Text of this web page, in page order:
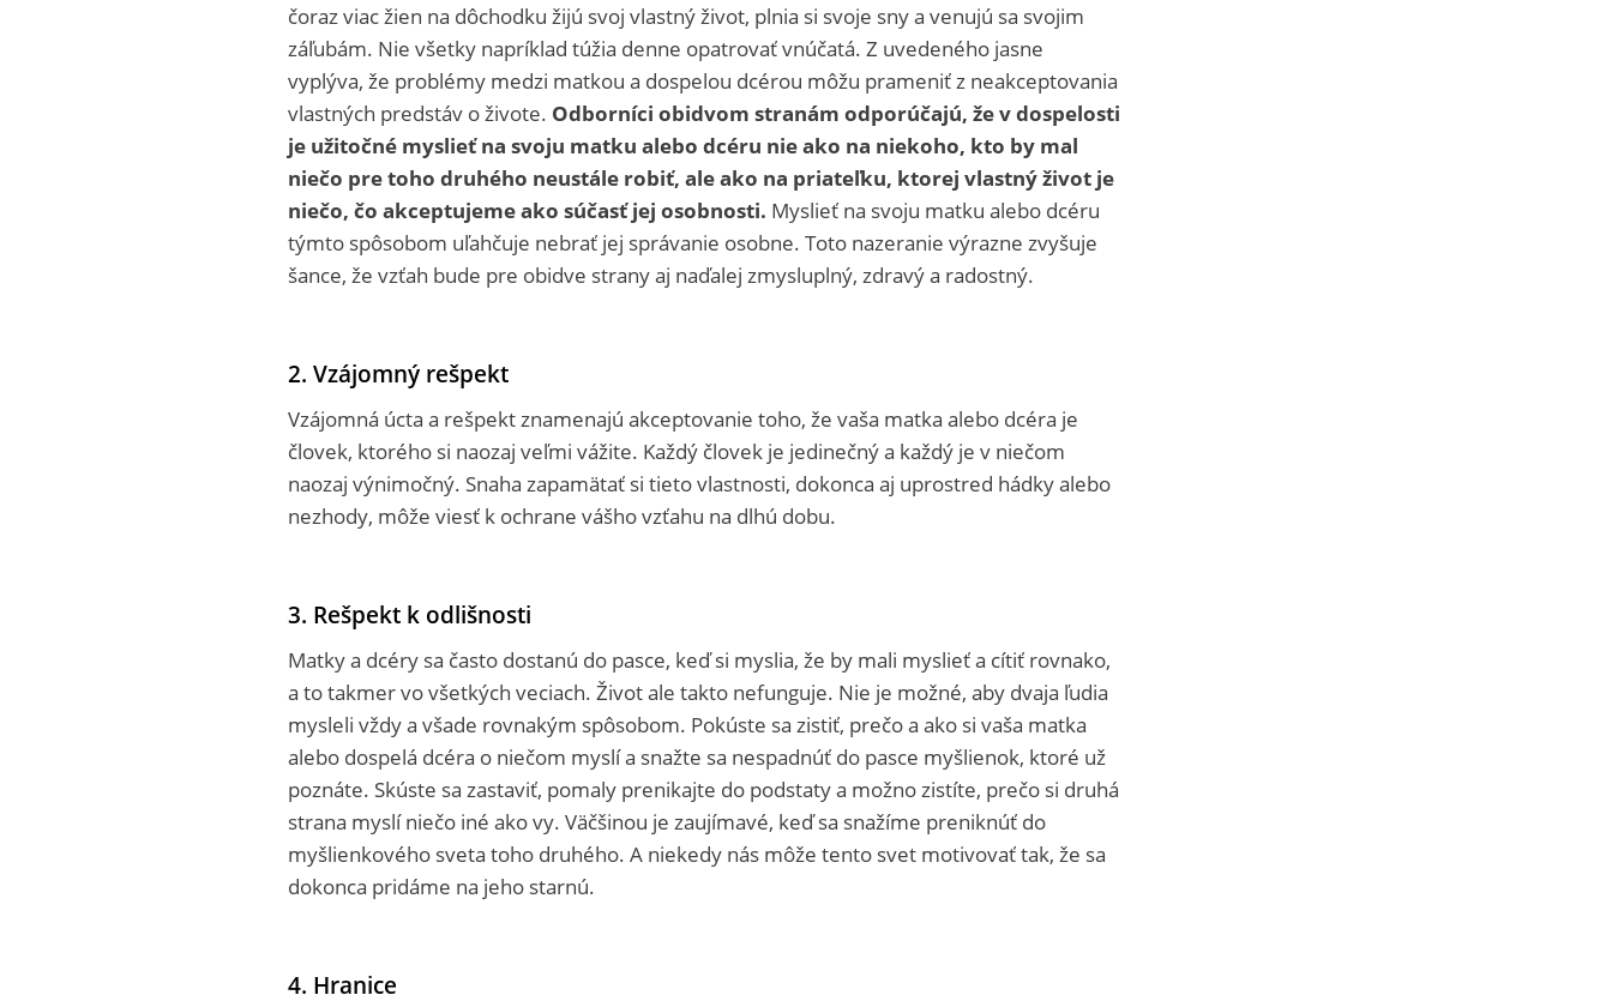
čoraz viac žien na dôchodku žijú svoj vlastný život, plnia si svoje sny a venujú sa svojim
záľubám. Nie všetky napríklad túžia denne opatrovať vnúčatá. Z uvedeného jasne
vyplýva, že problémy medzi matkou a dospelou dcérou môžu prameniť z neakceptovania
vlastných predstáv o živote. Odborníci obidvom stranám odporúčajú, že v dospelosti
je užitočné myslieť na svoju matku alebo dcéru nie ako na niekoho, kto by mal
niečo pre toho druhého neustále robiť, ale ako na priateľku, ktorej vlastný život je
niečo, čo akceptujeme ako súčasť jej osobnosti. Myslieť na svoju matku alebo dcéru
týmto spôsobom uľahčuje nebrať jej správanie osobne. Toto nazeranie výrazne zvyšuje
šance, že vzťah bude pre obidve strany aj naďalej zmysluplný, zdravý a radostný.
2. Vzájomný rešpekt
Vzájomná úcta a rešpekt znamenajú akceptovanie toho, že vaša matka alebo dcéra je
človek, ktorého si naozaj veľmi vážite. Každý človek je jedinečný a každý je v niečom
naozaj výnimočný. Snaha zapamätať si tieto vlastnosti, dokonca aj uprostred hádky alebo
nezhody, môže viesť k ochrane vášho vzťahu na dlhú dobu.
3. Rešpekt k odlišnosti
Matky a dcéry sa často dostanú do pasce, keď si myslia, že by mali myslieť a cítiť rovnako,
a to takmer vo všetkých veciach. Život ale takto nefunguje. Nie je možné, aby dvaja ľudia
mysleli vždy a všade rovnakým spôsobom. Pokúste sa zistiť, prečo a ako si vaša matka
alebo dospelá dcéra o niečom myslí a snažte sa nespadnúť do pasce myšlienok, ktoré už
poznáte. Skúste sa zastaviť, pomaly prenikajte do podstaty a možno zistíte, prečo si druhá
strana myslí niečo iné ako vy. Väčšinou je zaujímavé, keď sa snažíme preniknúť do
myšlienkového sveta toho druhého. A niekedy nás môže tento svet motivovať tak, že sa
dokonca pridáme na jeho starnú.
4. Hranice